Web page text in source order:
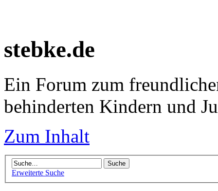
stebke.de
Ein Forum zum
behinderten Kindern und
Zum Inhalt
Erweiterte Suche